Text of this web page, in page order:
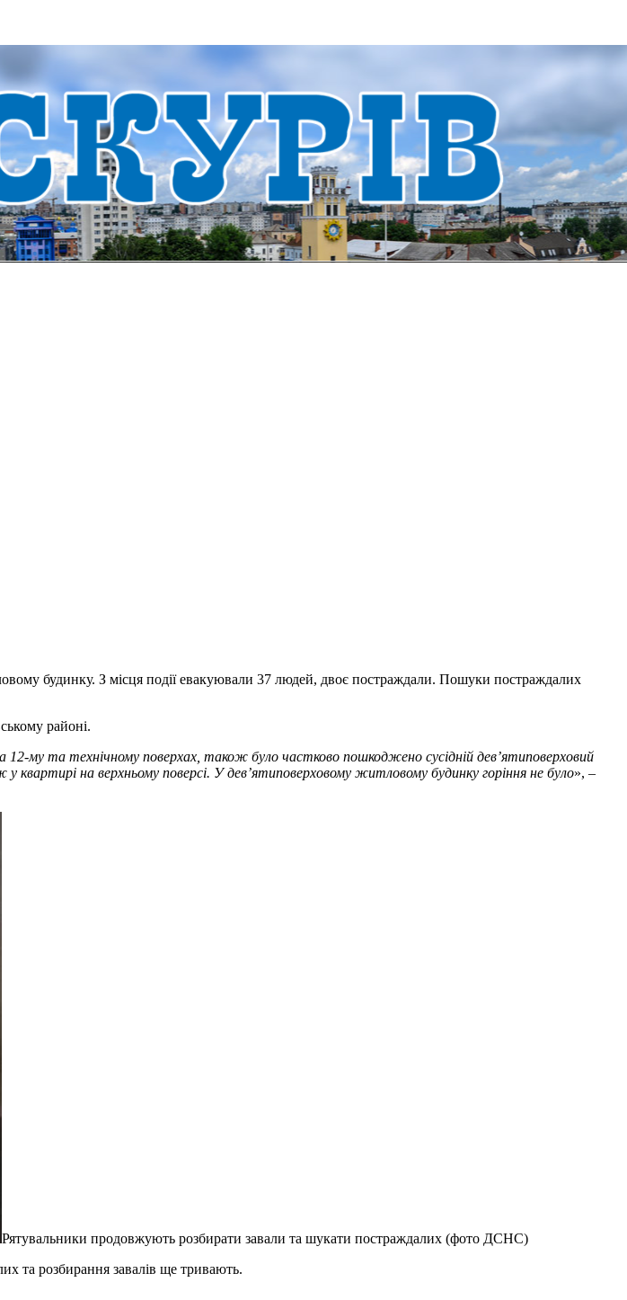
будинку. З місця події евакуювали 37 людей, двоє постраждали. Пошуки постраждалих
районі.
12-му та технічному поверхах, також було частково пошкоджено сусідній дев’ятиповерховий
квартирі на верхньому поверсі. У дев’ятиповерховому житловому будинку горіння не було», –
Рятувальники продовжують розбирати завали та шукати постраждалих (фото ДСНС)
та розбирання завалів ще тривають.